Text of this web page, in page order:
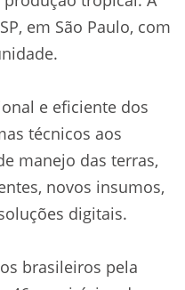
em São Paulo, com
e eficiente dos
técnicos aos
manejo das terras,
novos insumos,
digitais.
brasileiros pela